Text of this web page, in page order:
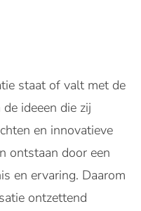
staat of valt met de
ideeen die zij
en innovatieve
ontstaan door een
en ervaring. Daarom
ontzettend